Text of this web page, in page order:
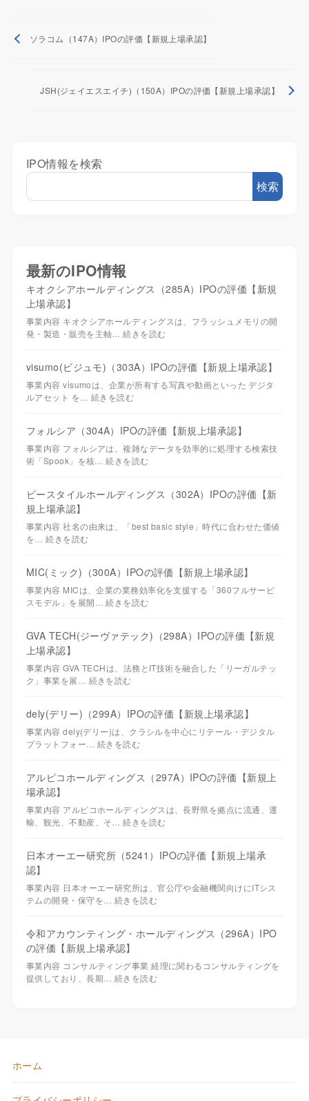
ソラコム（147A）IPOの評価【新規上場承認】
JSH(ジェイエスエイチ)（150A）IPOの評価【新規上場承認】
IPO情報を検索
検索
最新のIPO情報
キオクシアホールディングス（285A）IPOの評価【新規
上場承認】
事業内容 キオクシアホールディングスは、フラッシュメモリの開
発・製造・販売を主軸…続きを読む
visumo(ビジュモ)（303A）IPOの評価【新規上場承認】
事業内容 visumoは、企業が所有する写真や動画といった デジタ
ルアセット を… 続きを読む
フォルシア（304A）IPOの評価【新規上場承認】
事業内容 フォルシアは、複雑なデータを効率的に処理する検索技
術「Spook」を核…続きを読む
ビースタイルホールディングス（302A）IPOの評価【新
規上場承認】
事業内容 社名の由来は、「best basic style」時代に合わせた価値
を…続きを読む
MIC(ミック)（300A）IPOの評価【新規上場承認】
事業内容 MICは、企業の業務効率化を支援する「360フルサービ
スモデル」を展開…続きを読む
GVA TECH(ジーヴァテック)（298A）IPOの評価【新規
上場承認】
事業内容 GVA TECHは、法務とIT技術を融合した「リーガルテッ
ク」事業を展… 続きを読む
dely(デリー)（299A）IPOの評価【新規上場承認】
事業内容 dely(デリー)は、クラシルを中心にリテール・デジタル
プラットフォー… 続きを読む
アルピコホールディングス（297A）IPOの評価【新規上
場承認】
事業内容 アルピコホールディングスは、長野県を拠点に流通、運
輸、観光、不動産、そ…続きを読む
日本オーエー研究所（5241）IPOの評価【新規上場承
認】
事業内容 日本オーエー研究所は、官公庁や金融機関向けにITシス
テムの開発・保守を… 続きを読む
令和アカウンティング・ホールディングス（296A）IPO
の評価【新規上場承認】
事業内容 コンサルティング事業 経理に関わるコンサルティングを
提供しており、長期… 続きを読む
ホーム